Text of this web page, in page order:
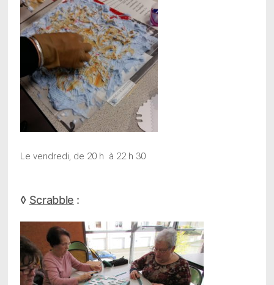
Le vendredi, de 20 h à 22 h 30
◊ Scrabble :